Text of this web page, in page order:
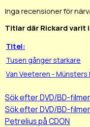
Inga recensioner för
Titlar där Rickard varit
Titel:
Tusen gånger starkare
Van Veeteren - Münsters
Sök efter DVD/BD-
Sök efter DVD/BD-
Petrelius på CDON